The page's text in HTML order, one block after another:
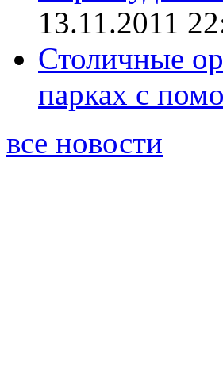
13.11.2011
Столичные
парках с
все новости